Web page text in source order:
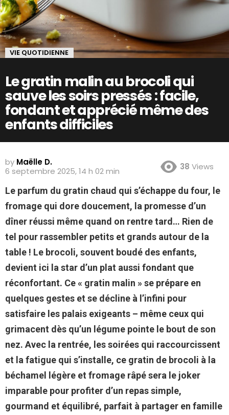
VIE QUOTIDIENNE
Le gratin malin au brocoli qui
sauve les soirs pressés : facile,
fondant et apprécié même des
enfants difficiles
by Maëlle D.
6 septembre 2025, 14 h 02 min
38 Views
Le parfum du gratin chaud qui s’échappe du four, le
fromage qui dore doucement, la promesse d’un
dîner réussi même quand on rentre tard… Rien de
tel pour rassembler petits et grands autour de la
table ! Le brocoli, souvent boudé des enfants,
devient ici la star d’un plat aussi fondant que
réconfortant. Ce « gratin malin » se prépare en
quelques gestes et se décline à l’infini pour
satisfaire les palais exigeants – même ceux qui
grimacent dès qu’un légume pointe le bout de son
nez. Avec la rentrée, les soirées qui raccourcissent
et la fatigue qui s’installe, ce gratin de brocoli à la
béchamel légère et fromage râpé sera le joker
imparable pour profiter d’un repas simple,
gourmand et équilibré, parfait à partager en famille